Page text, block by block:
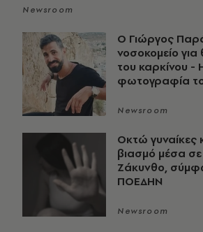
Newsroom
O Γιώργος
νοσοκομείο
του καρκίνου -
φωτογραφία
Newsroom
Οκτώ γυναίκες
βιασμό μέσα
Ζάκυνθο,
ΠΟΕΔΗΝ
Newsroom